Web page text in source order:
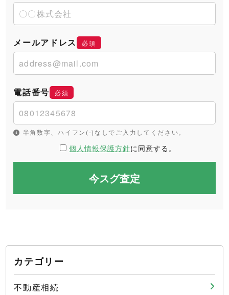
メールアドレス 必須
電話番号 必須
半角数字、ハイフン(-)なしでご入力してください。
個人情報保護方針に同意する。
カテゴリー
不動産相続